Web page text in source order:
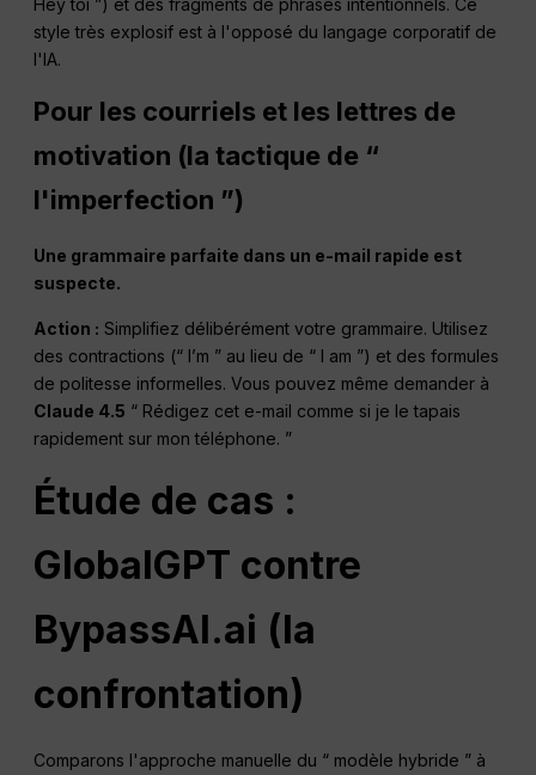
Hey toi ”) et des fragments de phrases intentionnels. Ce
style très explosif est à l'opposé du langage corporatif de
l'IA.
Pour les courriels et les lettres de
motivation (la tactique de “
l'imperfection ”)
Une grammaire parfaite dans un e-mail rapide est
suspecte.
Action : Simplifiez délibérément votre grammaire. Utilisez
des contractions (“ I’m ” au lieu de “ I am ”) et des formules
de politesse informelles. Vous pouvez même demander à
Claude 4.5 “ Rédigez cet e-mail comme si je le tapais
rapidement sur mon téléphone. ”
Étude de cas :
GlobalGPT contre
BypassAI.ai (la
confrontation)
Comparons l'approche manuelle du “ modèle hybride ” à